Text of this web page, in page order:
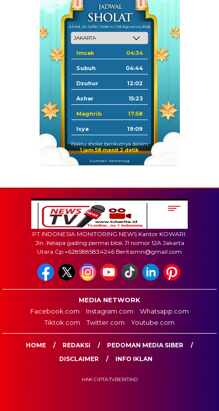
Ahad, 24 Safar 1448 H / 09 Agustus 2026
Imsak 04:34
Subuh 04:44
Dzuhur 12:02
Ashar 15:23
Maghrib 17:58
Isya 19:09
Waktu sholat berikutnya dalam:
1 jam 58 menit 1 detik
Sumber: Kemenag
PT INDONESIA MONITORING NEWS Kantor KOWARI:
Jln. Kelapa gading permai blok J1 nomor 12A Jakarta
Utara Cp:+6285885834246 Beritaimn@gmail.com
MEDIA NETWORK
Facebook.com
Instagram.com
Whatsapp.com
Tiktok.com
Twitter.com Youtube.com
HOME REDAKSI
PEDOMAN MEDIA SIBER
DISCLAIMER
INFO IKLAN
HAK CIPTA:TVBERITAID